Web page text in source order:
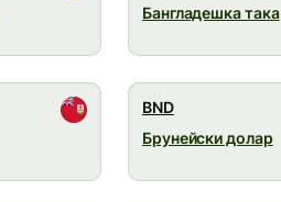
Бангладешка така
BND
Брунейски долар